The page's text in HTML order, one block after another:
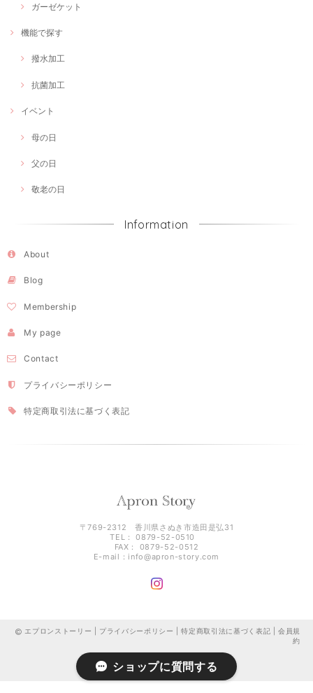
ガーゼケット
機能で探す
撥水加工
抗菌加工
イベント
母の日
父の日
敬老の日
Information
About
Blog
Membership
My page
Contact
プライバシーポリシー
特定商取引法に基づく表記
〒769-2312 香川県さぬき市造田是弘31
TEL： 0879-52-0510
FAX： 0879-52-0512
E-mail： info@apron-story.com
エプロンストーリー | プライバシーポリシー |特定商取引法に基づく表記 |会員規
約
ショップに質問する